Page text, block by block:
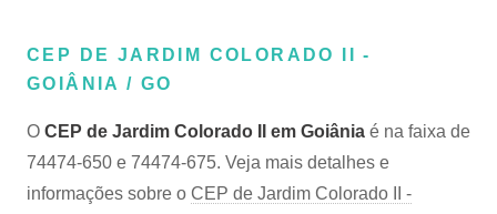
CEP DE JARDIM COLORADO II -
GOIÂNIA / GO
O CEP de Jardim Colorado II em Goiânia é na faixa de
74474-650 e 74474-675. Veja mais detalhes e
informações sobre o CEP de Jardim Colorado II -